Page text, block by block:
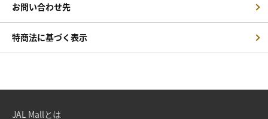
お問い合わせ先
特商法に基づく表示
JAL Mallとは